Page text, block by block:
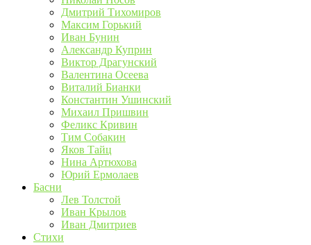
Дмитрий Тихомиров
Максим Горький
Иван Бунин
Александр Куприн
Виктор Драгунский
Валентина Осеева
Виталий Бианки
Константин Ушинский
Михаил Пришвин
Феликс Кривин
Тим Собакин
Яков Тайц
Нина Артюхова
Юрий Ермолаев
Басни
Лев Толстой
Иван Крылов
Иван Дмитриев
Стихи